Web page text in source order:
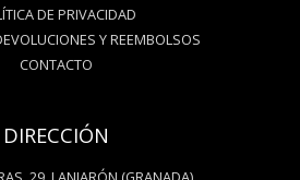
DE PRIVACIDAD
Y REEMBOLSOS
CONTACTO
DIRECCIÓN